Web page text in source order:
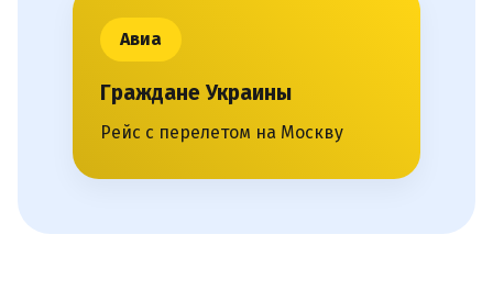
Авиа
Граждане Украины
Рейс с перелетом на Москву